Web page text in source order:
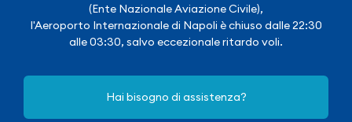
(Ente Nazionale Aviazione Civile),
l'Aeroporto Internazionale di Napoli è chiuso dalle 22:30
alle 03:30, salvo eccezionale ritardo voli.
Hai bisogno di assistenza?